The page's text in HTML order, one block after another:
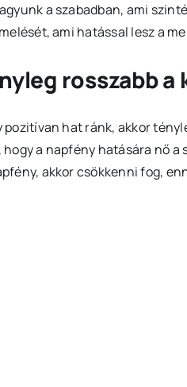
a szabadban, ami
ami hatással lesz a
rosszabb a
hat ránk, akkor
a napfény hatására nő
akkor csökkenni fog,